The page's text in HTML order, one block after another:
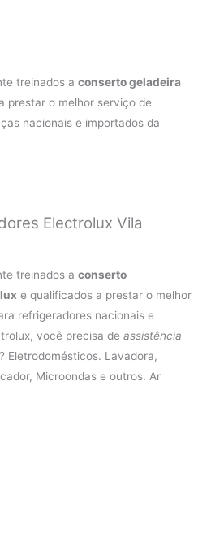
treinados aconserto geladeira
prestar o melhor serviço de
nacionais e importados da
Electrolux Vila
treinados aconserto
e qualificados a prestar o melhor
refrigeradores nacionais e
você precisa deassistência
Eletrodomésticos. Lavadora,
Microondas e outros. Ar